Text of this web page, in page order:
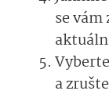
se
a